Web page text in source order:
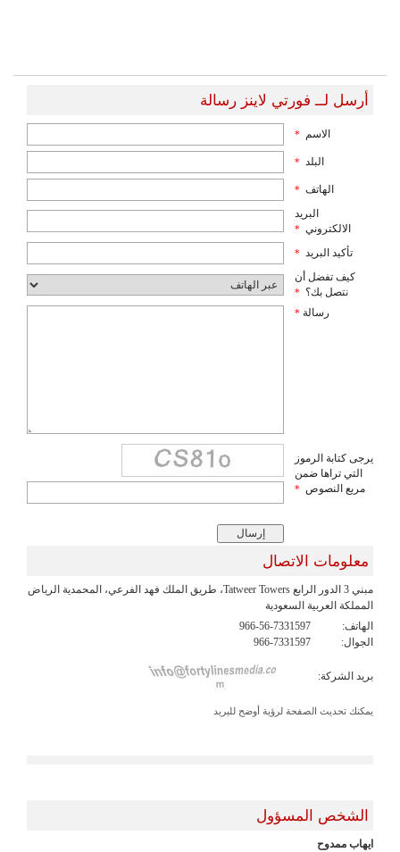
أرسل لــ فورتي لاينز رسالة
الاسم *
البلد *
الهاتف *
البريد
الالكتروني *
تأكيد البريد *
كيف تفضل أن
نتصل بك؟ *
رسالة *
يرجى كتابة الرموز
التي تراها ضمن
مربع النصوص *
معلومات الاتصال
مبني 3 الدور الرابع Tatweer Towers، طريق الملك فهد الفرعي، المحمدية الرياض
المملكة العربية السعودية
الهاتف:
966-56-7331597
الجوال:
966-7331597
بريد الشركة:
يمكنك تحديث الصفحة لرؤية أوضح للبريد
الشخص المسؤول
ايهاب ممدوح